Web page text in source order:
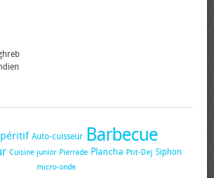
Auto-cuisseur Barbecue
Cuisine junior Pierrade Plancha Ptit-Dej Siphon
micro-onde